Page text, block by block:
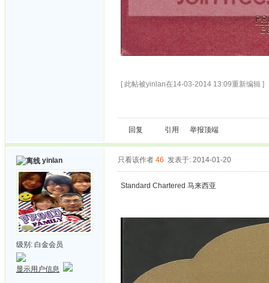
[ 此帖被yinlan在14-03-2014 13:09重新编辑 ]
回复 引用 举报顶端
yinlan
级别: 白金会员
显示用户信息
只看该作者 46 发表于: 2014-01-20
Standard Chartered 马来西亚